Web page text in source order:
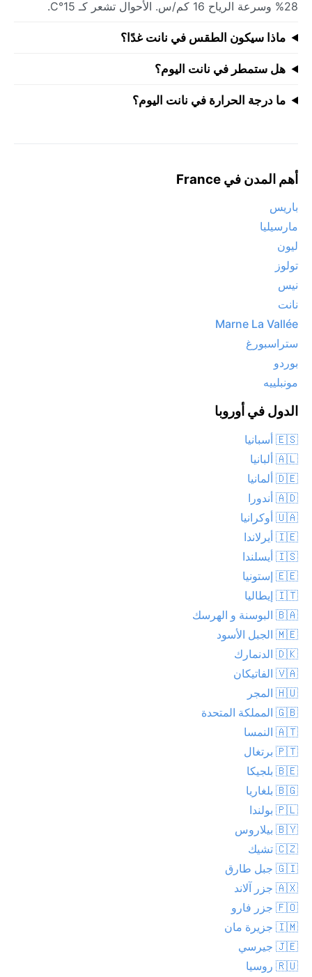
28% وسرعة الرياح 16 كم/س. الأحوال تشعر كـ 15°C.
ماذا سيكون الطقس في نانت غدًا؟
هل ستمطر في نانت اليوم؟
ما درجة الحرارة في نانت اليوم؟
أهم المدن في France
باريس
مارسيليا
ليون
تولوز
نيس
نانت
Marne La Vallée
ستراسبورغ
بوردو
مونبلييه
الدول في أوروبا
🇪🇸 أسبانيا
🇦🇱 ألبانيا
🇩🇪 ألمانيا
🇦🇩 أندورا
🇺🇦 أوكرانيا
🇮🇪 أيرلاندا
🇮🇸 أيسلندا
🇪🇪 إستونيا
🇮🇹 إيطاليا
🇧🇦 البوسنة و الهرسك
🇲🇪 الجبل الأسود
🇩🇰 الدنمارك
🇻🇦 الفاتيكان
🇭🇺 المجر
🇬🇧 المملكة المتحدة
🇦🇹 النمسا
🇵🇹 برتغال
🇧🇪 بلجيكا
🇧🇬 بلغاريا
🇵🇱 بولندا
🇧🇾 بيلاروس
🇨🇿 تشيك
🇬🇮 جبل طارق
🇦🇽 جزر آلاند
🇫🇴 جزر فارو
🇮🇲 جزيرة مان
🇯🇪 جيرسي
🇷🇺 روسيا